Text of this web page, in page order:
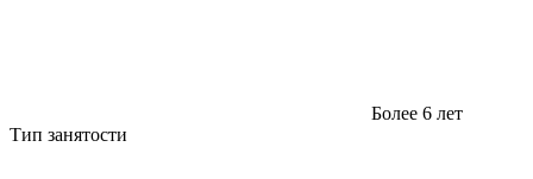
Более 6 лет
Тип занятости